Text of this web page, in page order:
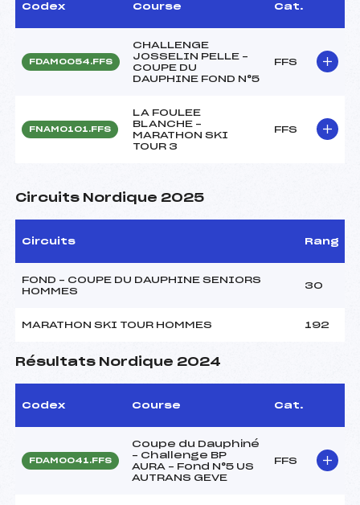
Codex Course Cat.
FDAM0054.FFS
CHALLENGE
JOSSELIN PELLE –
COUPE DU
DAUPHINE FOND N°5
FFS
FNAM0101.FFS
LA FOULEE
BLANCHE –
MARATHON SKI
TOUR 3
FFS
Circuits Nordique 2025
Circuits Rang
FOND – COUPE DU DAUPHINE SENIORS
HOMMES
30
MARATHON SKI TOUR HOMMES 192
Résultats Nordique 2024
Codex Course Cat.
FDAM0041.FFS
Coupe du Dauphiné
– Challenge BP
AURA – Fond N°5 US
AUTRANS GEVE
FFS